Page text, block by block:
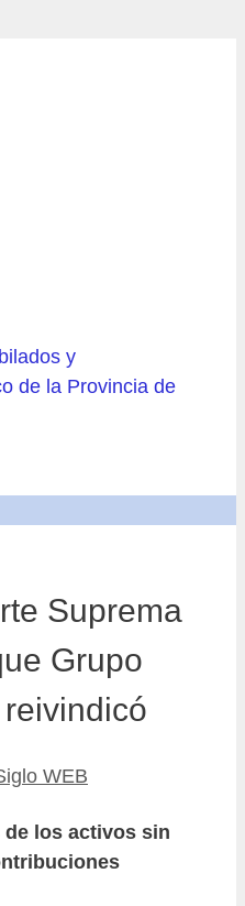
y
de la Provincia de
Suprema
Grupo
WEB
los activos sin